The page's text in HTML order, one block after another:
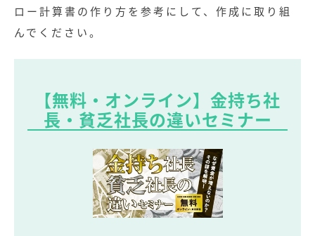
ロー計算書の作り方を参考にして、作成に取り組
んでください。
【無料・オンライン】金持ち社
長・貧乏社長の違いセミナー